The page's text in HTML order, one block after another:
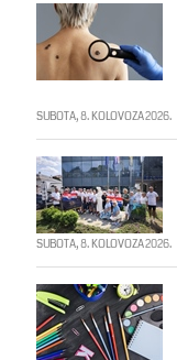
SUBOTA, 8. KOLOVOZA 2026.
SUBOTA, 8. KOLOVOZA 2026.